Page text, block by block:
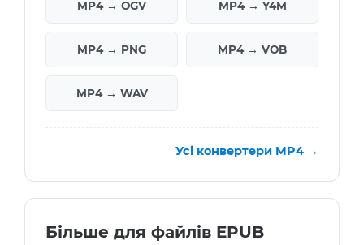
MP4 → OGV MP4 → Y4M
MP4 → PNG MP4 → VOB
MP4 → WAV
Усі конвертери MP4 →
Більше для файлів EPUB